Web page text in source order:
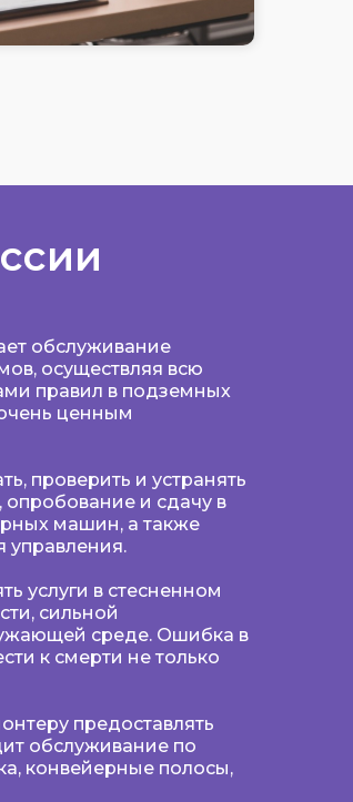
обслуживание
осуществляя всю
правил в подземных
ценным
проверить и устранять
и сдачу в
машин, а также
управления.
услуги в стесненном
сильной
среде. Ошибка в
к смерти не только
предоставлять
обслуживание по
конвейерные полосы,